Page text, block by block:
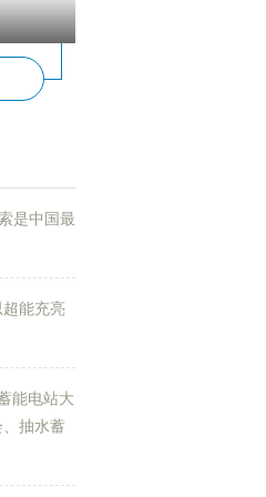
是中国最
能充亮
能电站大
抽水蓄